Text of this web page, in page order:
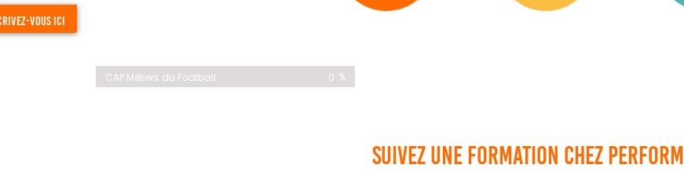
vous ici
CAP Métiers du Football 0 %
Suivez une formation chez perform